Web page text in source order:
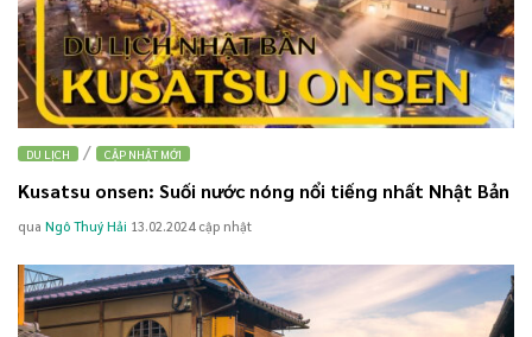
DU LỊCH / CẬP NHẬT MỚI
Kusatsu onsen: Suối nước nóng nổi tiếng nhất Nhật Bản
qua Ngô Thuý Hải 13.02.2024 cập nhật